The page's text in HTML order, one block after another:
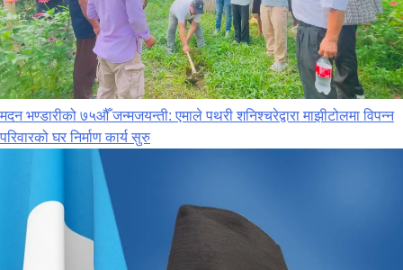
मदन भण्डारीको ७५औँ जन्मजयन्ती: एमाले पथरी शनिश्चरेद्वारा माझीटोलमा विपन्न
परिवारको घर निर्माण कार्य सुरु